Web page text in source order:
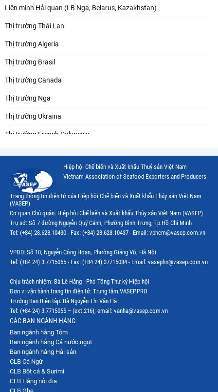
Liên minh Hải quan (LB Nga, Belarus, Kazakhstan)
Thị trường Thái Lan
Thị trường Algeria
Thị trường Brasil
Thị trường Canada
Thị trường Nga
Thị trường Ukraina
Thị trường French Polynesia
Thị trường Papua New Guinea
Thị trường New Zealand
Thị trường Đài Loan
Thị trường Hàn Quốc
Thị trường EU
Thị trường Nhật Bản
Thị trường Việt Nam
Hiệp hội Chế biến và Xuất khẩu Thuỷ sản Việt Nam
Vietnam Association of Seafood Exporters and Producers
Trang thông tin điện tử của Hiệp hội Chế biến và Xuất khẩu Thủy sản Việt Nam
(VASEP)
Cơ quan Chủ quản: Hiệp hội Chế biến và Xuất khẩu Thủy sản Việt Nam (VASEP)
Trụ sở: Số 7 đường Nguyễn Quý Cảnh, Phường Bình Trưng, Tp.Hồ Chí Minh
Tel: (+84) 28.628.10430 - Fax: (+84) 28.628.10437 - Email: vphcm@vasep.com.vn
VPĐD: Số 10, Nguyễn Công Hoan, Phường Giảng Võ, Hà Nội
Tel: (+84 24) 3.7715055 - Fax: (+84 24) 37715084 - Email: vasephn@vasep.com.vn
Chịu trách nhiệm: Bà Lê Hằng - Phó Tổng Thư ký Hiệp hội
Đơn vị vận hành trang tin điện tử: Trung tâm VASEP.PRO
Trưởng Ban Biên tập: Bà Nguyễn Thị Vân Hà
Tel: (+84 24) 3.7715055 – (ext.216); email: vanha@vasep.com.vn
CÁC BAN NGÀNH HÀNG
Ban ngành hàng Tôm
Ban ngành hàng Cá nước ngọt
Ban ngành hàng Hải sản
CLB Cá Ngừ
CLB Bột cá & Surimi
CLB Hàng nội địa